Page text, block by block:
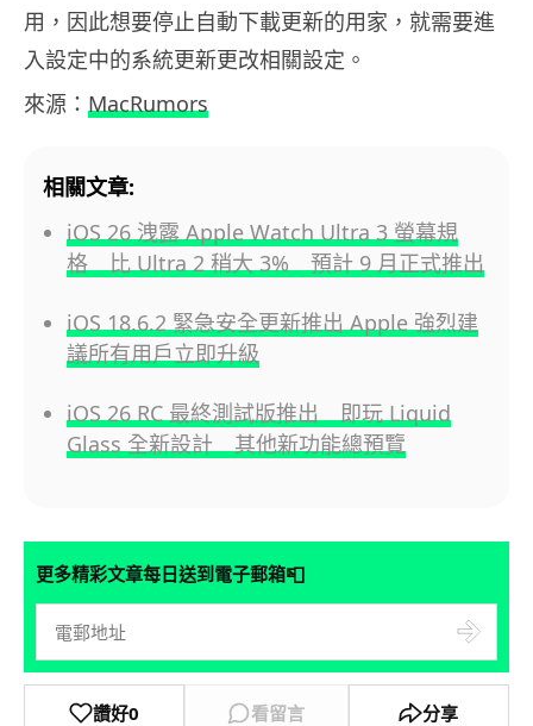
用，因此想要停止自動下載更新的用家，就需要進
入設定中的系統更新更改相關設定。
來源： MacRumors
相關文章:
iOS 26 洩露 Apple Watch Ultra 3 螢幕規
格 比 Ultra 2 稍大 3% 預計 9 月正式推出
iOS 18.6.2 緊急安全更新推出 Apple 強烈建
議所有用戶立即升級
iOS 26 RC 最終測試版推出 即玩 Liquid
Glass 全新設計 其他新功能總預覽
更多精彩文章每日送到電子郵箱📮
讚好0 看留言 分享